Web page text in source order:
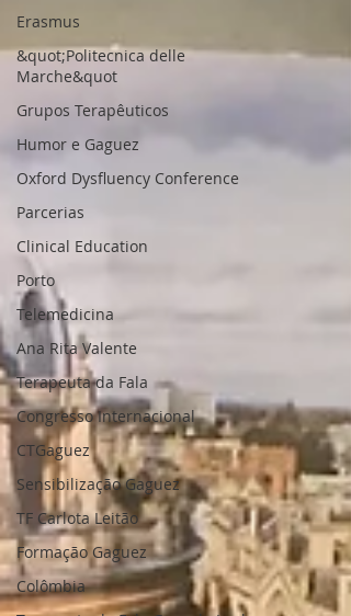
Erasmus
&quot;Politecnica delle
Marche&quot
Grupos Terapêuticos
Humor e Gaguez
Oxford Dysfluency Conference
Parcerias
Clinical Education
Porto
Telemedicina
Ana Rita Valente
Terapeuta da Fala
Congresso Internacional
CTGaguez
Sensibilização Gaguez
TF Carlota Leitão
Formação Gaguez
Colômbia